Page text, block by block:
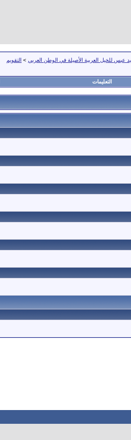
عبس للخيل العربية الأصيلة في الوطن العربي > التقويم
التعليمات